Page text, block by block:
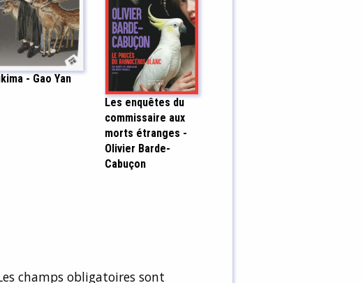
- Gao Yan
Les enquêtes du
commissaire aux
morts étranges -
Olivier Barde-
Cabuçon
champs obligatoires sont